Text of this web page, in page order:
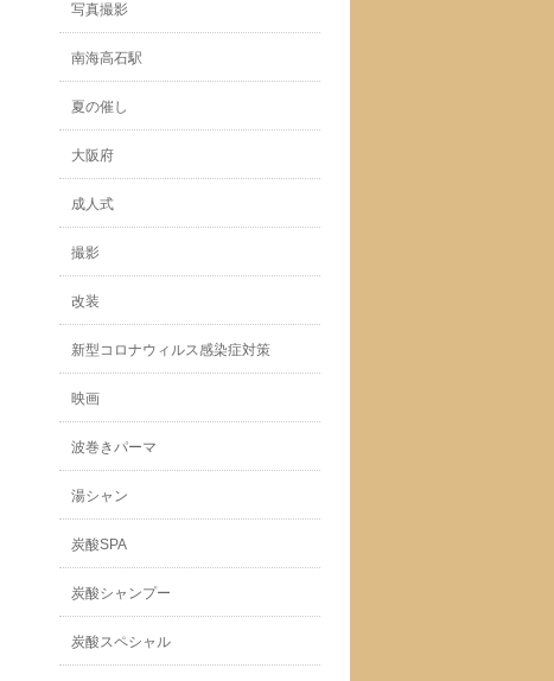
写真撮影
南海高石駅
夏の催し
大阪府
成人式
撮影
改装
新型コロナウィルス感染症対策
映画
波巻きパーマ
湯シャン
炭酸SPA
炭酸シャンプー
炭酸スペシャル